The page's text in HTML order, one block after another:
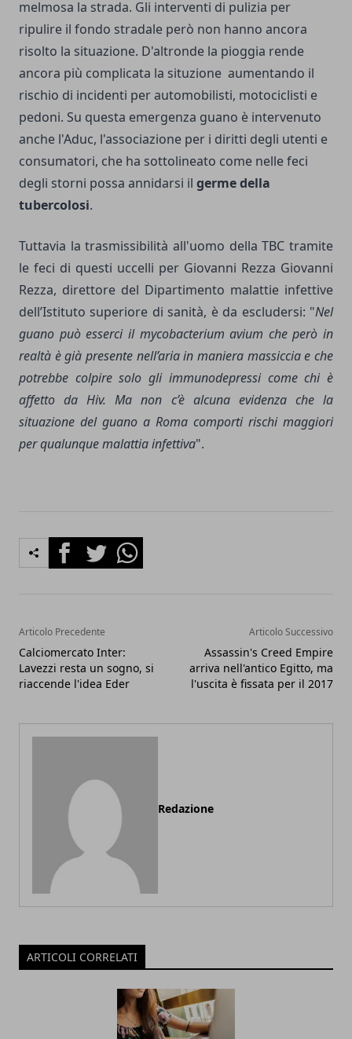
melmosa la strada. Gli interventi di pulizia per
ripulire il fondo stradale però non hanno ancora
risolto la situazione. D'altronde la pioggia rende
ancora più complicata la situzione aumentando il
rischio di incidenti per automobilisti, motociclisti e
pedoni. Su questa emergenza guano è intervenuto
anche l'Aduc, l'associazione per i diritti degli utenti e
consumatori, che ha sottolineato come nelle feci
degli storni possa annidarsi il germe della
tubercolosi.
Tuttavia la trasmissibilità all'uomo della TBC tramite
le feci di questi uccelli per Giovanni Rezza Giovanni
Rezza, direttore del Dipartimento malattie infettive
dell’Istituto superiore di sanità, è da escludersi: "Nel
guano può esserci il mycobacterium avium che però in
realtà è già presente nell’aria in maniera massiccia e che
potrebbe colpire solo gli immunodepressi come chi è
affetto da Hiv. Ma non c’è alcuna evidenza che la
situazione del guano a Roma comporti rischi maggiori
per qualunque malattia infettiva".
FacebookTwitterWhatsapp
Articolo Precedente
Calciomercato Inter:
Lavezzi resta un sogno, si
riaccende l'idea Eder
Articolo Successivo
Assassin's Creed Empire
arriva nell'antico Egitto, ma
l'uscita è fissata per il 2017
Redazione
ARTICOLI CORRELATI